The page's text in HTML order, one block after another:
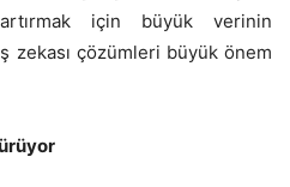
için büyük verinin
zekası çözümleri büyük önem